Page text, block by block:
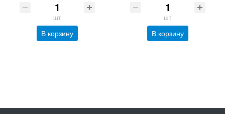
шт
В корзину
шт
В корзину